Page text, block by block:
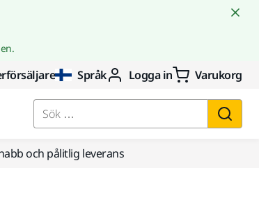
Språk Logga in Varukorg
Sök …
och pålitlig leverans